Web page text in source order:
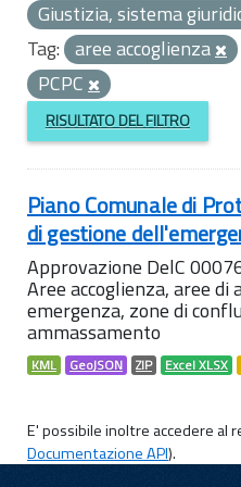
Giustizia, sistema
Tag: aree accoglienza
PCPC
RISULTATO DEL FILTRO
Piano Comunale di
di gestione
Approvazione DelC
Aree accoglienza, aree
emergenza, zone di
ammassamento
KML GeoJSON ZIP Excel XLSX
E' possibile inoltre accedere al
Documentazione API).